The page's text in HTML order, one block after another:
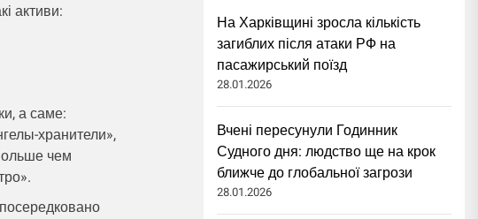
активи:
а саме:
хранители»,
чем
На Харківщині зросла кількість
загиблих після атаки РФ на
пасажирський поїзд
28.01.2026
Вчені пересунули Годинник
Судного дня: людство ще на крок
ближче до глобальної загрози
28.01.2026